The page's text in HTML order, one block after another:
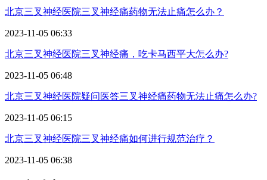
北京三叉神经医院三叉神经痛药物无法止痛怎么办？
2023-11-05 06:33
北京三叉神经医院三叉神经痛，吃卡马西平大怎么办?
2023-11-05 06:48
北京三叉神经医院疑问医答三叉神经痛药物无法止痛怎么办?
2023-11-05 06:15
北京三叉神经医院三叉神经痛如何进行规范治疗？
2023-11-05 06:38